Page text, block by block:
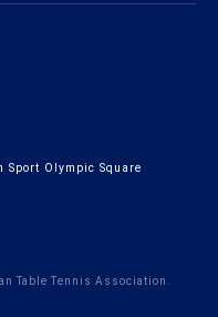
Sport Olympic Square
Table Tennis Association.